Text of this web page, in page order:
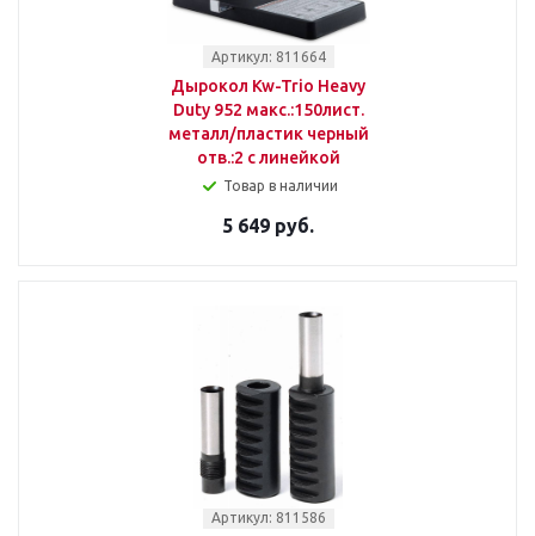
Артикул: 811664
Дырокол Kw-Trio Heavy
Duty 952 макс.:150лист.
металл/пластик черный
отв.:2 с линейкой
Товар в наличии
5 649 руб.
Артикул: 811586